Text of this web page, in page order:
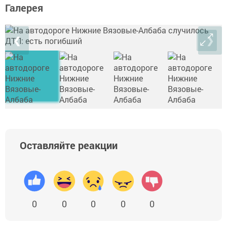
Галерея
❮ ❯
Оставляйте реакции
0 0 0 0 0